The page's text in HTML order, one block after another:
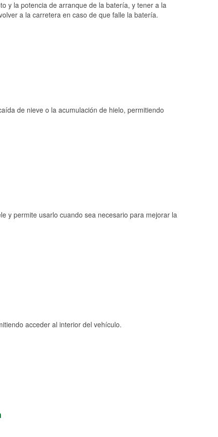
y la potencia de arranque de la batería, y tener a la
a la carretera en caso de que falle la batería.
de nieve o la acumulación de hielo, permitiendo
y permite usarlo cuando sea necesario para mejorar la
acceder al interior del vehículo.